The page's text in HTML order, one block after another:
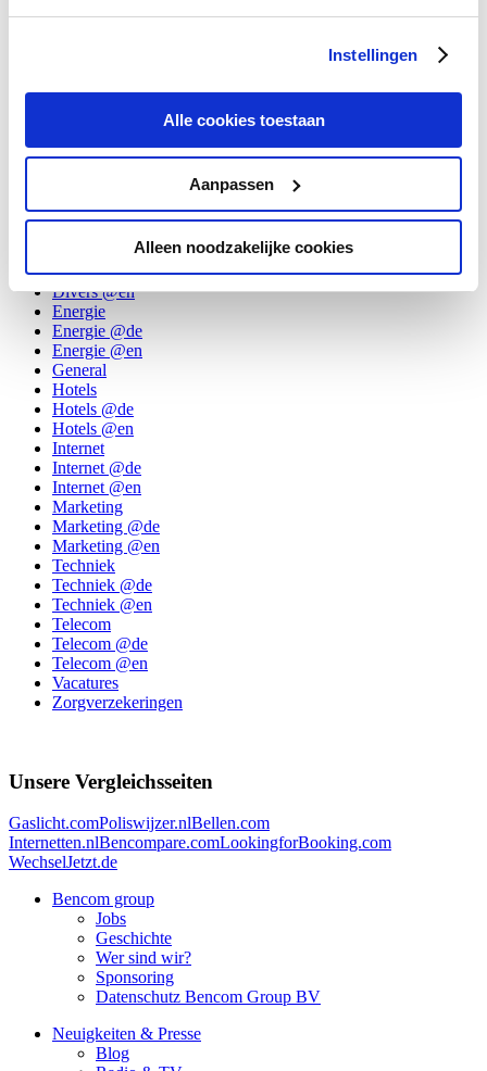
Instellingen
Alle cookies toestaan
Aanpassen
Alleen noodzakelijke cookies
Allgemein
Columns @de
Digitale televisie @de
Divers @de
Divers @en
Energie
Energie @de
Energie @en
General
Hotels
Hotels @de
Hotels @en
Internet
Internet @de
Internet @en
Marketing
Marketing @de
Marketing @en
Techniek
Techniek @de
Techniek @en
Telecom
Telecom @de
Telecom @en
Vacatures
Zorgverzekeringen
Unsere Vergleichsseiten
Gaslicht.comPoliswijzer.nlBellen.com
Internetten.nlBencompare.comLookingforBooking.com
WechselJetzt.de
Bencom group
Jobs
Geschichte
Wer sind wir?
Sponsoring
Datenschutz Bencom Group BV
Neuigkeiten & Presse
Blog